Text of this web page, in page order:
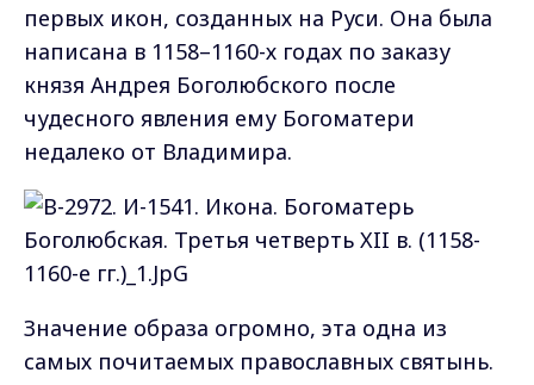
первых икон, созданных на Руси. Она была
написана в 1158–1160-х годах по заказу
князя Андрея Боголюбского после
чудесного явления ему Богоматери
недалеко от Владимира.
Значение образа огромно, эта одна из
самых почитаемых православных святынь.